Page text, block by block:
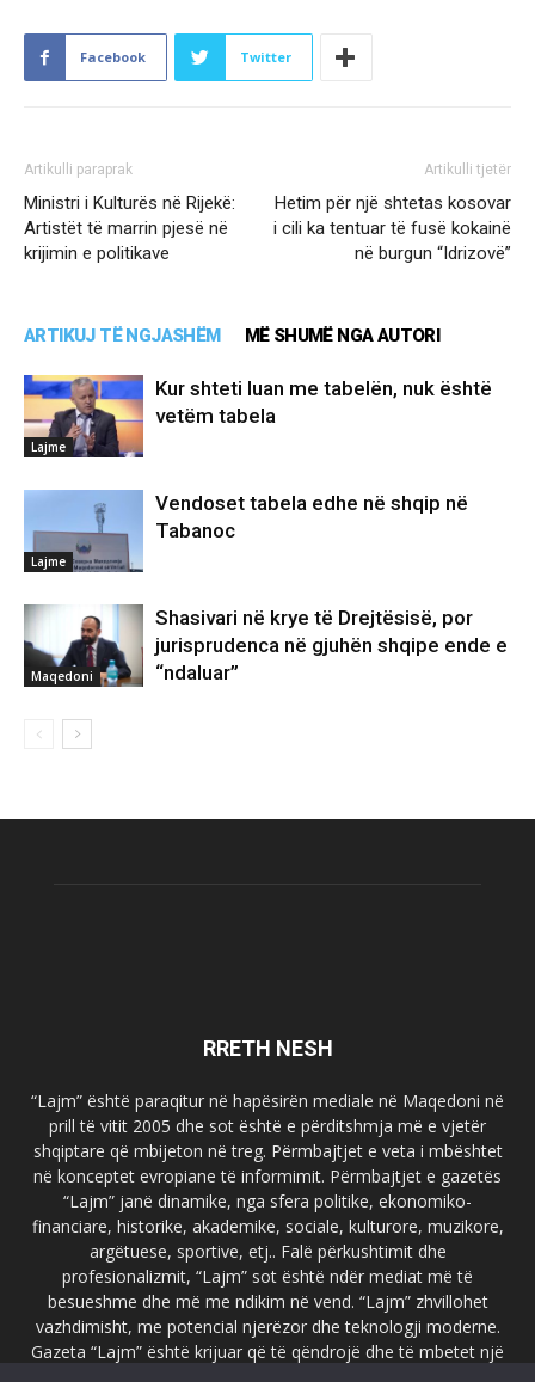
Facebook Twitter
Artikulli paraprak
Ministri i Kulturës në Rijekë:
Artistët të marrin pjesë në
krijimin e politikave
Artikulli tjetër
Hetim për një shtetas kosovar
i cili ka tentuar të fusë kokainë
në burgun “Idrizovë”
ARTIKUJ TË NGJASHËM MË SHUMË NGA AUTORI
Lajme
Kur shteti luan me tabelën, nuk është
vetëm tabela
Lajme
Vendoset tabela edhe në shqip në
Tabanoc
Maqedoni
Shasivari në krye të Drejtësisë, por
jurisprudenca në gjuhën shqipe ende e
“ndaluar”
RRETH NESH
“Lajm” është paraqitur në hapësirën mediale në Maqedoni në
prill të vitit 2005 dhe sot është e përditshmja më e vjetër
shqiptare që mbijeton në treg. Përmbajtjet e veta i mbështet
në konceptet evropiane të informimit. Përmbajtjet e gazetës
“Lajm” janë dinamike, nga sfera politike, ekonomiko-
financiare, historike, akademike, sociale, kulturore, muzikore,
argëtuese, sportive, etj.. Falë përkushtimit dhe
profesionalizmit, “Lajm” sot është ndër mediat më të
besueshme dhe më me ndikim në vend. “Lajm” zhvillohet
vazhdimisht, me potencial njerëzor dhe teknologji moderne.
Gazeta “Lajm” është krijuar që të qëndrojë dhe të mbetet një